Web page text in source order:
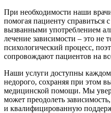
При необходимости наши
помогая пациенту справиться
вызванными употреблением
лечение зависимости – это не
психологический процесс,
сопровождают пациентов на
Наши услуги доступны
недорого, сохраняя при этом
медицинской помощи. Мы
может преодолеть
и квалифицированную